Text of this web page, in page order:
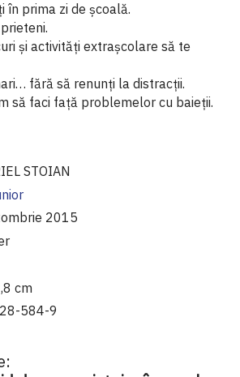
în prima zi de școală.
și activități extrașcolare să te
fără să renunți la distracții.
să faci față problemelor cu baieții.
STOIAN
2015
cm
584-9